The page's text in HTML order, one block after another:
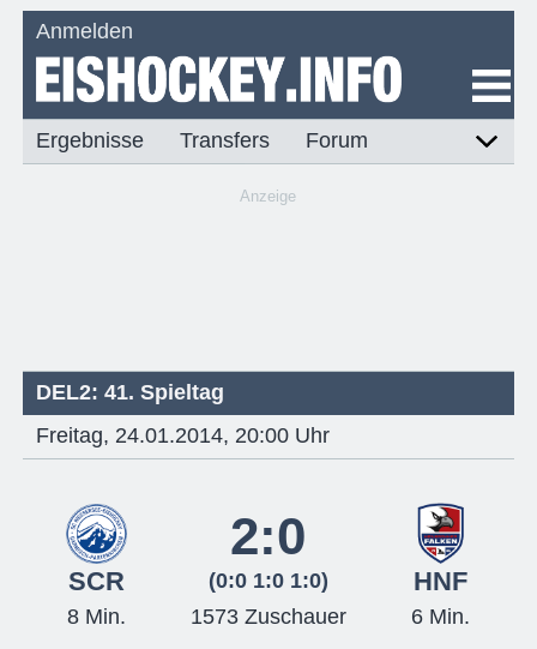
Anmelden
Ergebnisse Transfers Forum
Anzeige
DEL2: 41. Spieltag
Freitag, 24.01.2014, 20:00 Uhr
SCR
2:0
(0:0 1:0 1:0) HNF
8 Min. 1573 Zuschauer 6 Min.